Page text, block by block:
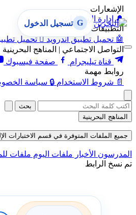
الإشعارات
🔔 إدارة الإشعارات
التطبيقات
🤖 تحميل تطبيق أندرويد  تحميل
التواصل الاجتماعي | المناهج البحرينية
قناة تيليجرام
صفحة فيسبوك
روابط مهمة
📄 شروط الاستخدام 🔒 سياسة
G تسجيل الدخول
بحث
المناهج البحرينية
جميع الملفات المتوفرة في قسم الاختبارات
المدرسون الأخبار ملفات اليوم ملفات
تم نسخ الرابط